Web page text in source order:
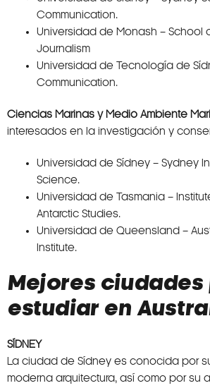
Communication.
Universidad de Monash – School
Journalism
Universidad de Tecnología de
Communication.
Ciencias Marinas y Medio Ambiente
interesados en la investigación y
Universidad de Sídney – Sydney
Science.
Universidad de Tasmania –
Antarctic Studies.
Universidad de Queensland –
Institute.
Mejores ciudades
estudiar en
SÍDNEY
La ciudad de Sídney es conocida por
moderna arquitectura, así como por su